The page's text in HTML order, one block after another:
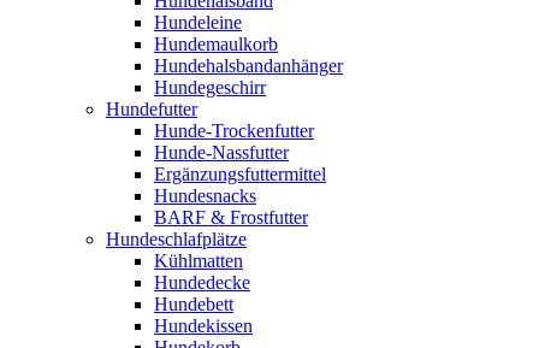
Hundeleine
Hundemaulkorb
Hundehalsbandanhänger
Hundegeschirr
Hundefutter
Hunde-Trockenfutter
Hunde-Nassfutter
Ergänzungsfuttermittel
Hundesnacks
BARF & Frostfutter
Hundeschlafplätze
Kühlmatten
Hundedecke
Hundebett
Hundekissen